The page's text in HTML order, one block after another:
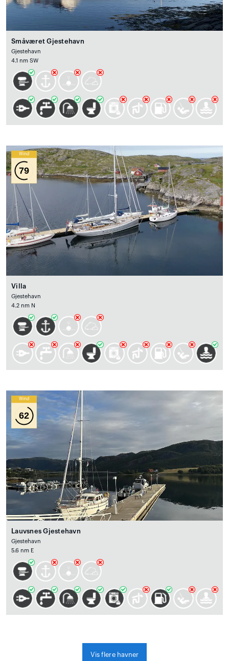
Småværet Gjestehavn
Gjestehavn
4.1 nm SW
Wind
79
Villa
Gjestehavn
4.2 nm N
Wind
62
Lauvsnes Gjestehavn
Gjestehavn
5.6 nm E
Vis flere havner